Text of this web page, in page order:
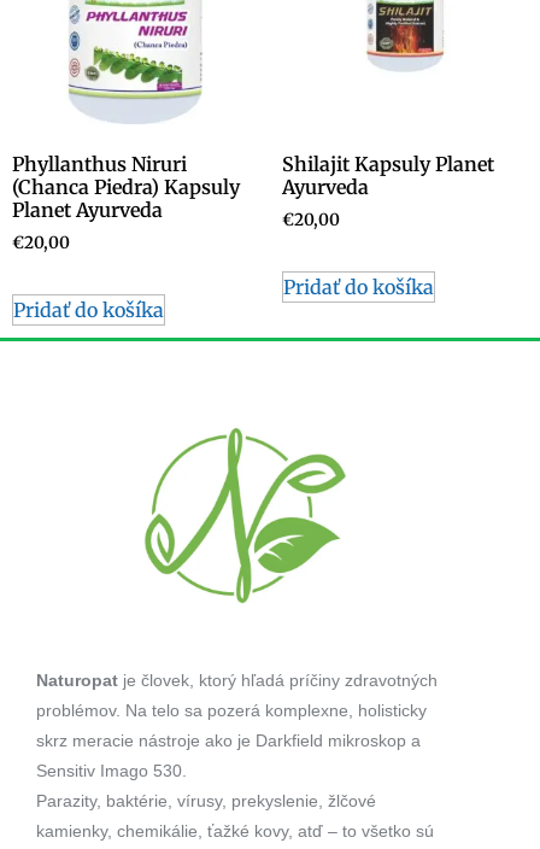
Phyllanthus Niruri
(Chanca Piedra) Kapsuly
Planet Ayurveda
€20,00
Pridať do košíka
Shilajit Kapsuly Planet
Ayurveda
€20,00
Pridať do košíka
Naturopat je človek, ktorý hľadá príčiny zdravotných
problémov. Na telo sa pozerá komplexne, holisticky
skrz meracie nástroje ako je Darkfield mikroskop a
Sensitiv Imago 530.
Parazity, baktérie, vírusy, prekyslenie, žlčové
kamienky, chemikálie, ťažké kovy, atď – to všetko sú